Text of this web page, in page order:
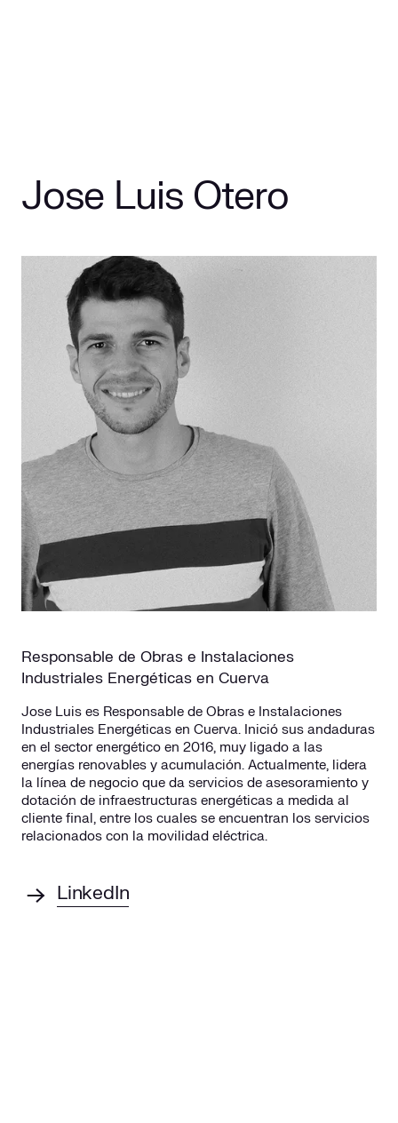
Jose Luis Otero
Responsable de Obras e Instalaciones
Industriales Energéticas en Cuerva
Jose Luis es Responsable de Obras e Instalaciones
Industriales Energéticas en Cuerva. Inició sus andaduras
en el sector energético en 2016, muy ligado a las
energías renovables y acumulación. Actualmente, lidera
la línea de negocio que da servicios de asesoramiento y
dotación de infraestructuras energéticas a medida al
cliente final, entre los cuales se encuentran los servicios
relacionados con la movilidad eléctrica.
LinkedIn